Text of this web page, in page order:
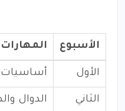
الأسبوع المهارات
الأول أساسيات
الثاني الدوال